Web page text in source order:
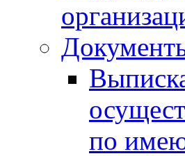
по